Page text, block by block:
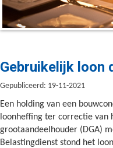
Gebruikelijk loon
Gepubliceerd: 19-11-2021
Een holding van een
loonheffing ter correctie van
grootaandeelhouder (DGA)
Belastingdienst stond het